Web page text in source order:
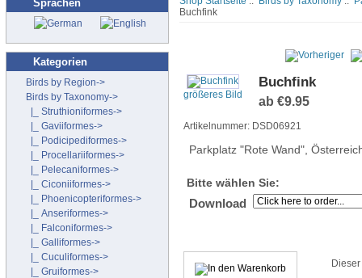
Sprachen
Kategorien
Birds by Region->
Birds by Taxonomy->
|_ Struthioniformes->
|_ Gaviiformes->
|_ Podicipediformes->
|_ Procellariiformes->
|_ Pelecaniformes->
|_ Ciconiiformes->
|_ Phoenicopteriformes->
|_ Anseriformes->
|_ Falconiformes->
|_ Galliformes->
|_ Cuculiformes->
|_ Gruiformes->
Buchfink
größeres Bild
Buchfink
ab €9.95
Artikelnummer: DSD06921
Parkplatz "Rote Wand",
Bitte wählen Sie:
Download